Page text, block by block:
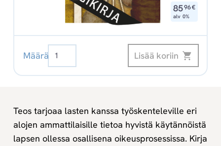
85,96€
alv 0%
Määrä Lapset
ja
perheet
määrä
Lisää koriin
Teos tarjoaa lasten kanssa työskenteleville eri
alojen ammattilaisille tietoa hyvistä käytännöistä
lapsen ollessa osallisena oikeusprosessissa. Kirja